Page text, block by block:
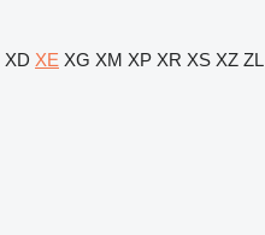
XD XE XG XM XP XR XS XZ ZL